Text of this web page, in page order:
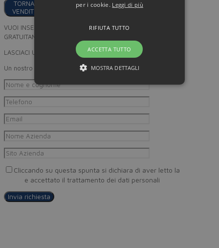
TORNA AI
VENDITORI
VUOI INSERIRE I TUOI PRODOTTI
GRATUITAMENTE SU MINORPREZZO?
LASCIACI UN RECAPITO
Un nostro incaricato provvederà a ricontattarti
Cliccando su questa spunta si dichiara di aver letto la
e accettato il trattamento dei dati personali
per i cookie. Leggi di più
ACCETTA TUTTO
RIFIUTA TUTTO
MOSTRA DETTAGLI